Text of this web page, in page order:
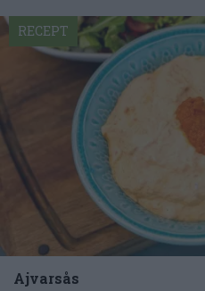
Ajvarsås
RECEPT